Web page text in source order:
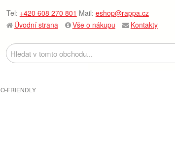
Tel: +420 608 270 801 Mail: eshop@rappa.cz
Úvodní strana
Vše o nákupu Kontakty
FRIENDLY